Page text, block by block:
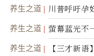
瞬」
养生之道
川普呼吁孕
诺
养生之道 萤幕蓝光不
养生之道
【三才新